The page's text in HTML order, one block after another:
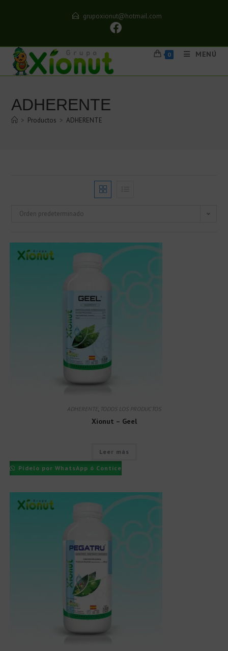
grupoxionut@hotmail.com
0 MENÚ
ADHERENTE
> Productos > ADHERENTE
Orden predeterminado
ADHERENTE , TODOS LOS PRODUCTOS
Xionut – Geel
Leer más
Pídelo por WhatsApp ó Contice